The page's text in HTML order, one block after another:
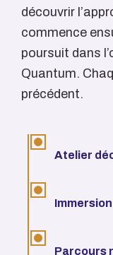
Atelier
Parcours
découvrir
commence
poursuit dans
Quantum.
précédent.